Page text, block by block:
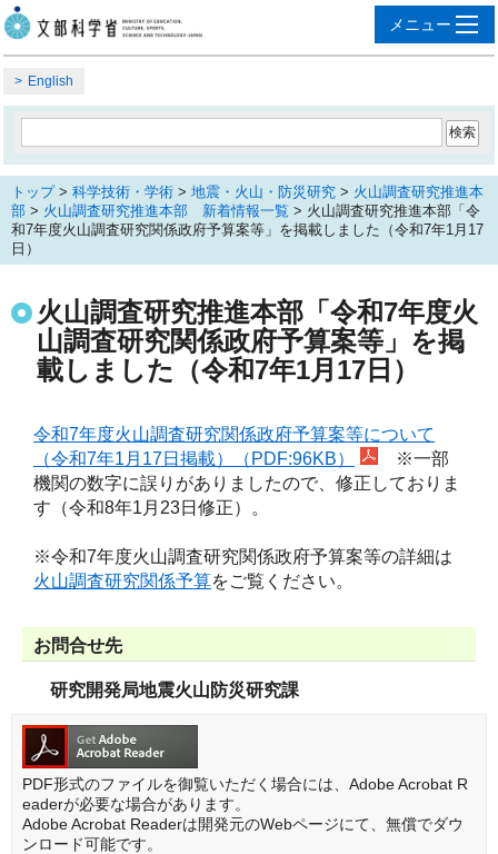
English
トップ> 科学技術・学術 > 地震・火山・防災研究 > 火山調査研究推進本
部 > 火山調査研究推進本部 新着情報一覧 > 火山調査研究推進本部「令
和7年度火山調査研究関係政府予算案等」を掲載しました（令和7年1月17
日）
火山調査研究推進本部「令和7年度火
山調査研究関係政府予算案等」を掲
載しました（令和7年1月17日）
令和7年度火山調査研究関係政府予算案等について
（令和7年1月17日掲載）（PDF:96KB）
※一部
機関の数字に誤りがありましたので、修正しておりま
す（令和8年1月23日修正）。
※令和7年度火山調査研究関係政府予算案等の詳細は
火山調査研究関係予算をご覧ください。
お問合せ先
研究開発局地震火山防災研究課
PDF形式のファイルを御覧いただく場合には、Adobe Acrobat R
eaderが必要な場合があります。
Adobe Acrobat Readerは開発元のWebページにて、無償でダウ
ンロード可能です。